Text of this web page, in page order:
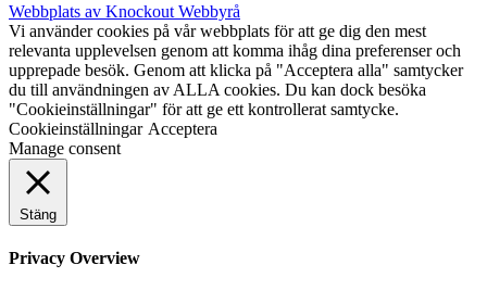
Webbplats av Knockout Webbyrå
Vi använder cookies på vår webbplats för att ge dig den mest
relevanta upplevelsen genom att komma ihåg dina preferenser och
upprepade besök. Genom att klicka på "Acceptera alla" samtycker
du till användningen av ALLA cookies. Du kan dock besöka
"Cookieinställningar" för att ge ett kontrollerat samtycke.
Cookieinställningar Acceptera
Manage consent
Stäng
Privacy Overview